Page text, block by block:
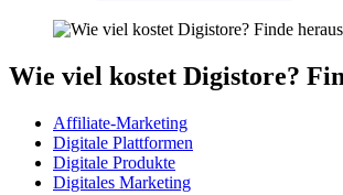
Wie viel kostet Digistore?
Affiliate-Marketing
Digitale Plattformen
Digitale Produkte
Digitales Marketing